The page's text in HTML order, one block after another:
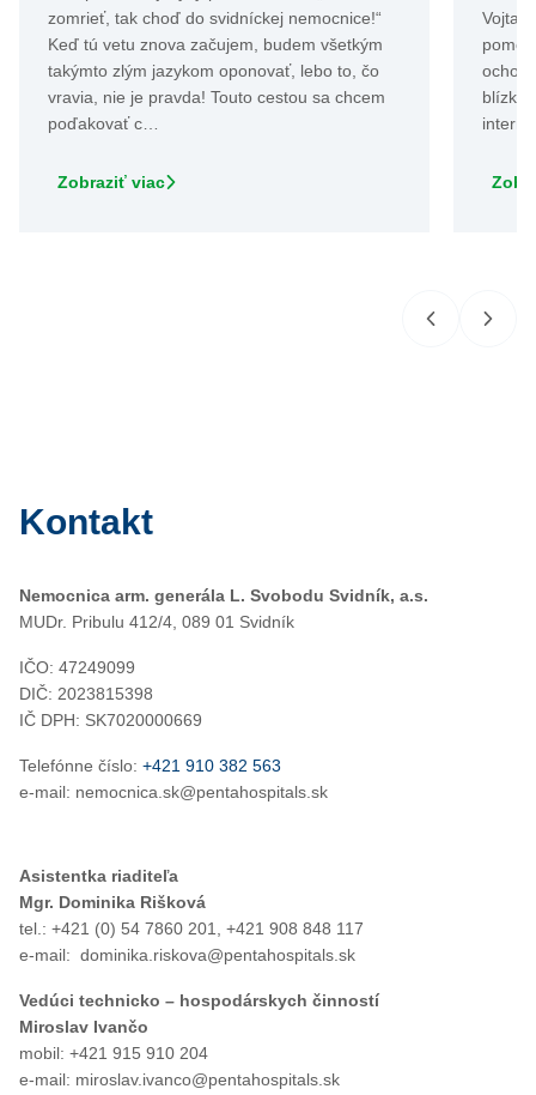
zomrieť, tak choď do svidníckej nemocnice!“
Keď tú vetu znova začujem, budem všetkým
takýmto zlým jazykom oponovať, lebo to, čo
vravia, nie je pravda! Touto cestou sa chcem
poďakovať c…
Zobraziť viac
Kontakt
Nemocnica arm. generála L. Svobodu Svidník, a.s.
MUDr. Pribulu 412/4, 089 01 Svidník
IČO: 47249099
DIČ: 2023815398
IČ DPH: SK7020000669
Telefónne číslo: +421 910 382 563
e-mail: nemocnica.sk@pentahospitals.sk
Asistentka riaditeľa
Mgr. Dominika Rišková
tel.: +421 (0) 54 7860 201, +421 908 848 117
e-mail: dominika.riskova@pentahospitals.sk
Vedúci technicko – hospodárskych činností
Miroslav Ivančo
mobil: +421 915 910 204
e-mail: miroslav.ivanco@pentahospitals.sk